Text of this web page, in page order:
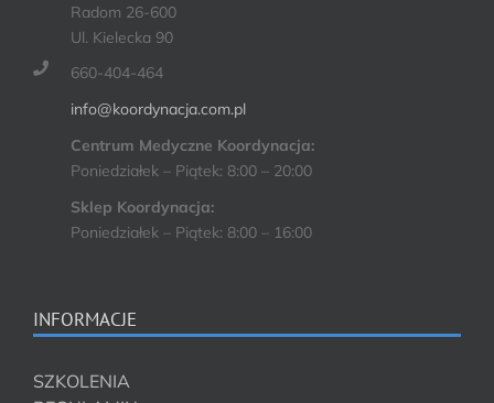
Radom 26-600
Ul. Kielecka 90
660-404-464
info@koordynacja.com.pl
Centrum Medyczne Koordynacja:
Poniedziałek – Piątek: 8:00 – 20:00
Sklep Koordynacja:
Poniedziałek – Piątek: 8:00 – 16:00
INFORMACJE
SZKOLENIA